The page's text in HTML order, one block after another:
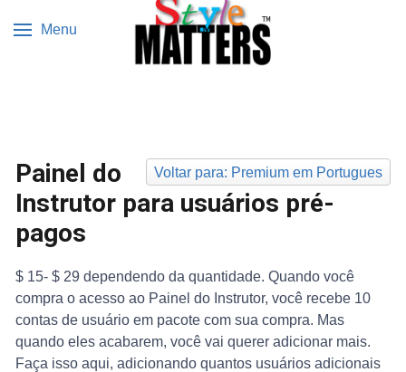
Menu
Voltar para: Premium em Portugues
Painel do
Instrutor para usuários pré-
pagos
$ 15- $ 29 dependendo da quantidade. Quando você
compra o acesso ao Painel do Instrutor, você recebe 10
contas de usuário em pacote com sua compra. Mas
quando eles acabarem, você vai querer adicionar mais.
Faça isso aqui, adicionando quantos usuários adicionais